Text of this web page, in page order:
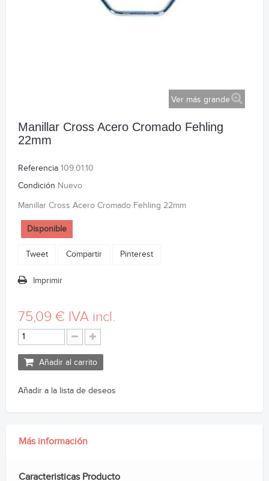
Ver más grande
Manillar Cross Acero Cromado Fehling
22mm
Referencia 109.01.10
Condición Nuevo
Manillar Cross Acero Cromado Fehling 22mm
Disponible
Tweet Compartir Pinterest
Imprimir
75,09 € IVA incl.
Añadir al carrito
Añadir a la lista de deseos
Más información
Caracteristicas Producto